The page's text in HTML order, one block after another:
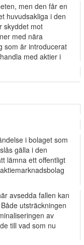
men den får en
huvudsakliga i den
skyddet mot
med nära
som är introducerat
med aktier i
i bolaget som
gälla i den
lämna ett offentligt
avsedda fallen kan
utsträckningen
av
till vad som nu